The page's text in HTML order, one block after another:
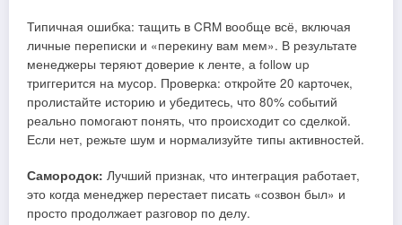
Типичная ошибка: тащить в CRM вообще всё, включая
личные переписки и «перекину вам мем». В результате
менеджеры теряют доверие к ленте, а follow up
триггерится на мусор. Проверка: откройте 20 карточек,
пролистайте историю и убедитесь, что 80% событий
реально помогают понять, что происходит со сделкой.
Если нет, режьте шум и нормализуйте типы активностей.
Самородок: Лучший признак, что интеграция работает,
это когда менеджер перестает писать «созвон был» и
просто продолжает разговор по делу.